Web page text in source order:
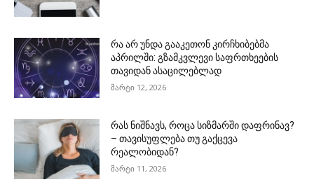
რა არ უნდა გააკეთონ კირჩხიბებმა
აპრილში: გზამკვლევი საფრთხეების
თავიდან ასაცილებლად
მარტი 12, 2026
რას ნიშნავს, როცა სიზმარში დაფრინავ?
– თავისუფლება თუ გაქცევა
რეალობიდან?
მარტი 11, 2026